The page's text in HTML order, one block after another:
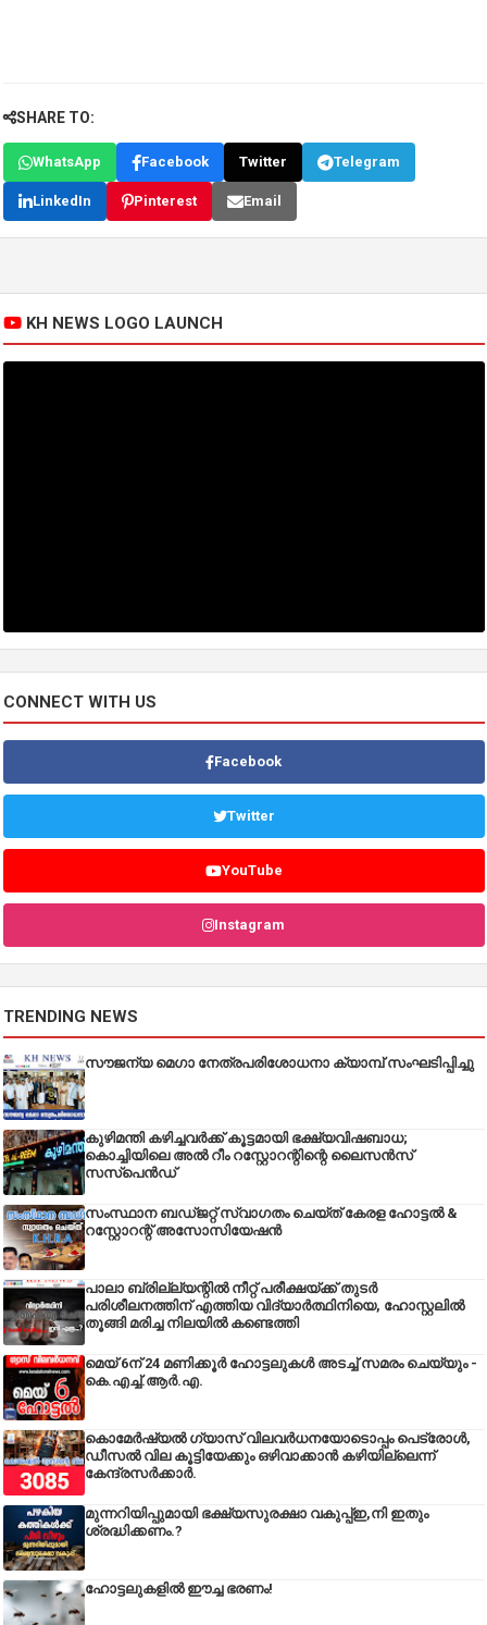
SHARE TO:
WhatsApp Facebook Twitter Telegram
LinkedIn Pinterest Email
KH NEWS LOGO LAUNCH
CONNECT WITH US
Facebook
Twitter
YouTube
Instagram
TRENDING NEWS
സൗജന്യ മെഗാ നേത്രപരിശോധനാ ക്യാമ്പ് സംഘടിപ്പിച്ചു
കുഴിമന്തി കഴിച്ചവർക്ക് കൂട്ടമായി ഭക്ഷ്യവിഷബാധ;
കൊച്ചിയിലെ അൽ റീം റസ്റ്റോറന്റിന്റെ ലൈസൻസ്
സസ്പെൻഡ്
സംസ്ഥാന ബഡ്‌ജറ്റ് സ്വാഗതം ചെയ്ത് കേരള ഹോട്ടൽ &
റസ്റ്റോറന്റ് അസോസിയേഷൻ
പാലാ ബ്രില്ല്യന്റിൽ നീറ്റ് പരീക്ഷയ്ക്ക് തുടർ
പരിശീലനത്തിന് എത്തിയ വിദ്യാർത്ഥിനിയെ, ഹോസ്റ്റലിൽ
തൂങ്ങി മരിച്ച നിലയിൽ കണ്ടെത്തി
മെയ് 6ന് 24 മണിക്കൂർ ഹോട്ടലുകൾ അടച്ച് സമരം ചെയ്യും -
കെ.എച്ച്.ആർ.എ.
കൊമേർഷ്യൽ ഗ്യാസ് വിലവർധനയോടൊപ്പം പെട്രോൾ,
ഡീസല്‍ വില കൂട്ടിയേക്കും ഒഴിവാക്കാന്‍ കഴിയില്ലെന്ന്
കേന്ദ്രസര്‍ക്കാര്‍.
മുന്നറിയിപ്പുമായി ഭക്ഷ്യസുരക്ഷാ വകുപ്പ്ഇ,നി ഇതും
ശ്രദ്ധിക്കണം.?
ഹോട്ടലുകളിൽ ഈച്ച ഭരണം!